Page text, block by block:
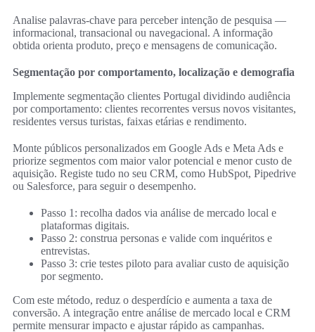
Analise palavras-chave para perceber intenção de pesquisa —
informacional, transacional ou navegacional. A informação
obtida orienta produto, preço e mensagens de comunicação.
Segmentação por comportamento, localização e demografia
Implemente segmentação clientes Portugal dividindo audiência
por comportamento: clientes recorrentes versus novos visitantes,
residentes versus turistas, faixas etárias e rendimento.
Monte públicos personalizados em Google Ads e Meta Ads e
priorize segmentos com maior valor potencial e menor custo de
aquisição. Registe tudo no seu CRM, como HubSpot, Pipedrive
ou Salesforce, para seguir o desempenho.
Passo 1: recolha dados via análise de mercado local e
plataformas digitais.
Passo 2: construa personas e valide com inquéritos e
entrevistas.
Passo 3: crie testes piloto para avaliar custo de aquisição
por segmento.
Com este método, reduz o desperdício e aumenta a taxa de
conversão. A integração entre análise de mercado local e CRM
permite mensurar impacto e ajustar rápido as campanhas.